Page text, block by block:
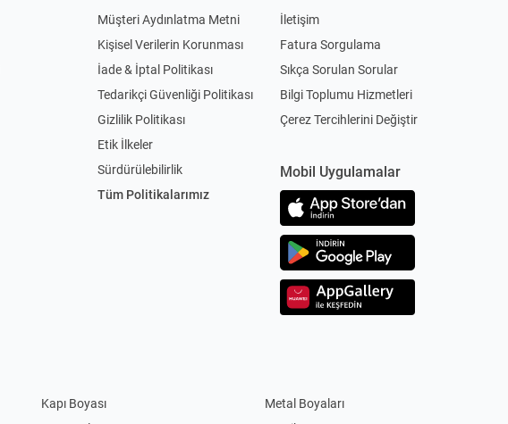
Müşteri Aydınlatma Metni
Kişisel Verilerin Korunması
İade & İptal Politikası
Tedarikçi Güvenliği Politikası
Gizlilik Politikası
Etik İlkeler
Sürdürülebilirlik
Tüm Politikalarımız
İletişim
Fatura Sorgulama
Sıkça Sorulan Sorular
Bilgi Toplumu Hizmetleri
Çerez Tercihlerini Değiştir
Mobil Uygulamalar
Kapı Boyası
Metal Boyaları